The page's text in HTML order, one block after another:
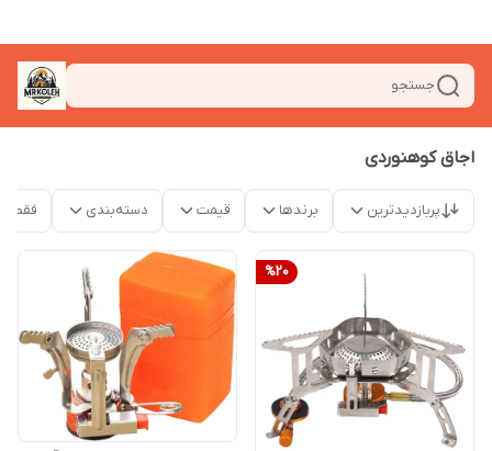
جستجو
اجاق کوهنوردی
پربازدیدترین برندها قیمت دسته‌بندی فقط
%20